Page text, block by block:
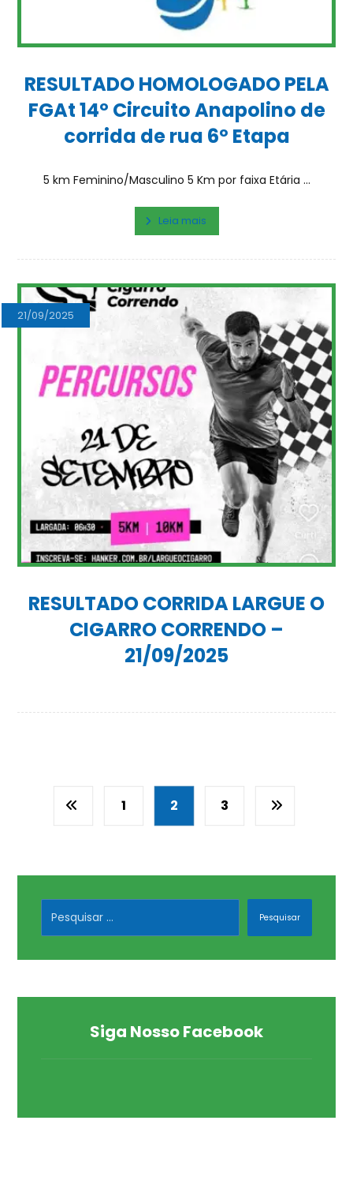
RESULTADO HOMOLOGADO PELA
FGAt 14º Circuito Anapolino de
corrida de rua 6º Etapa
5 km Feminino/Masculino 5 Km por faixa Etária ...
Leia mais
RESULTADO CORRIDA LARGUE O
CIGARRO CORRENDO –
21/09/2025
21/09/2025
1 2 3
Pesquisar
Siga Nosso Facebook